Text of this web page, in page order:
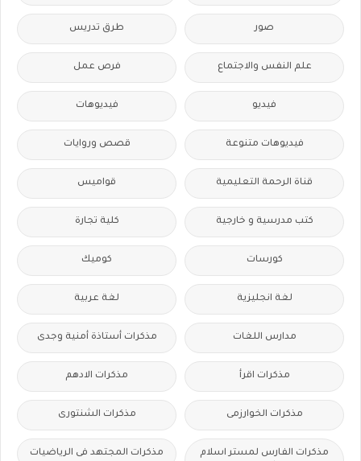
صور طرق تدريس
علم النفس والاجتماع فرص عمل
فيديو فيديوهات
فيديوهات متنوعة قصص وروايات
قناة الرحمة التعليمية قواميس
كتب مدرسية و خارجية كلية تجارة
كورسات كوميك
لغة انجليزية لغة عربية
مدارس اللغات مذكرات أستاذة أمنية وجدى
مذكرات اقرأ مذكرات الادهم
مذكرات الخوارزمى مذكرات الشنتورى
مذكرات الفارس لمستر اسلام
مذكرات المجتهد فى الرياضيات